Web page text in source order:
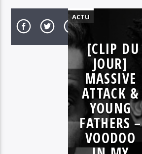
TRICK QUESTIONS
KORALLE & ANTI LILLY
ACTU
CLIPS &
TRAILERS
ELECTRO
MUSIQUE
TRIP HOP
[CLIP DU
JOUR]
MASSIVE
ATTACK &
YOUNG
FATHERS –
VOODOO